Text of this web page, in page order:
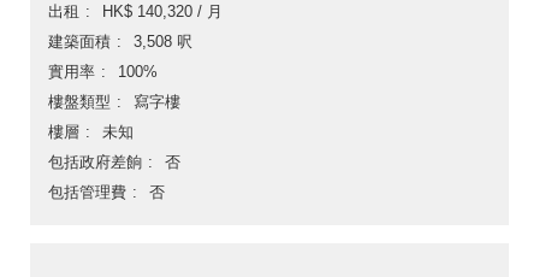
出租
HK$ 140,320 / 月
建築面積
3,508 呎
實用率
100%
樓盤類型
寫字樓
樓層
未知
包括政府差餉
否
包括管理費
否